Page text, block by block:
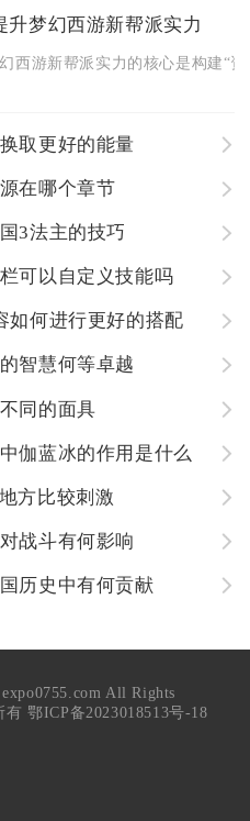
升梦幻西游新帮派实力
西游新帮派实力的核心是构建“
取更好的能量
在哪个章节
3法主的技巧
可以自定义技能吗
如何进行更好的搭配
智慧何等卓越
同的面具
伽蓝冰的作用是什么
方比较刺激
战斗有何影响
历史中有何贡献
All Rights
有鄂ICP备2023018513号-18